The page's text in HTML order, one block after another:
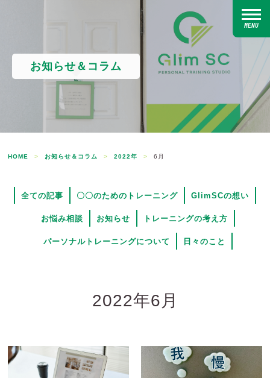
お知らせ＆コラム
HOME > お知らせ＆コラム > 2022年 > 6月
MENU
全ての記事 〇〇のためのトレーニング GlimSCの想い
お悩み相談 お知らせ トレーニングの考え方
パーソナルトレーニングについて 日々のこと
2022年6月